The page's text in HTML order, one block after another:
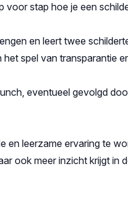
voor stap hoe je een
en leert twee
spel van transparantie
eventueel gevolgd
en leerzame ervaring te
ook meer inzicht krijgt in